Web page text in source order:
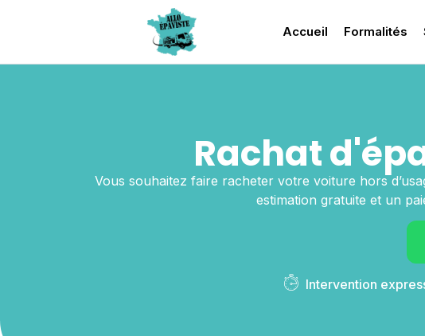
Accueil Formalités
Rachat
Vous souhaitez faire racheter votre voiture hors
estimation gratuite et un
Intervention